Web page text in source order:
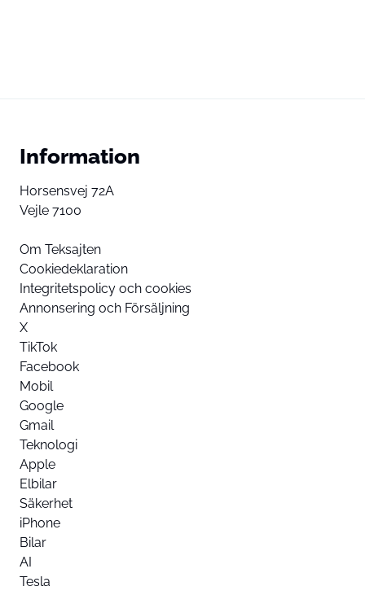
Information
Horsensvej 72A
Vejle 7100
Om Teksajten
Cookiedeklaration
Integritetspolicy och cookies
Annonsering och Försäljning
X
TikTok
Facebook
Mobil
Google
Gmail
Teknologi
Apple
Elbilar
Säkerhet
iPhone
Bilar
AI
Tesla